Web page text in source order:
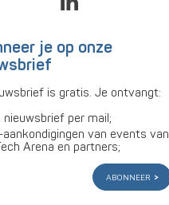
je op onze
is gratis. Je ontvangt:
nieuwsbrief per mail;
aankondigingen van events van
Arena en partners;
abonneer